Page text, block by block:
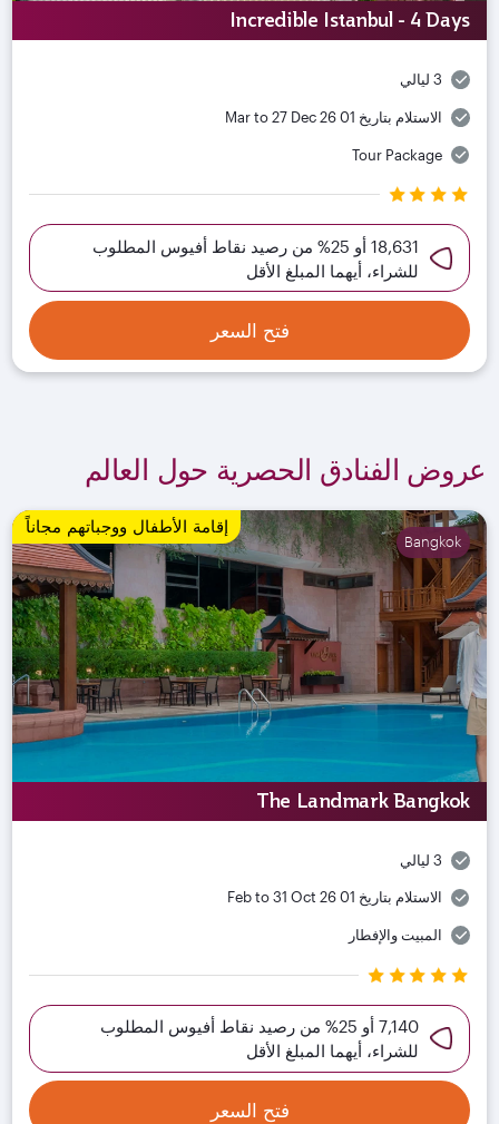
Incredible Istanbul - 4 Days
3 ليالي
الاستلام بتاريخ 01 Mar to 27 Dec 26
Tour Package
18,631 أو 25% من رصيد نقاط أفيوس المطلوب
للشراء، أيهما المبلغ الأقل
فتح السعر
عروض الفنادق الحصرية حول العالم
Bangkok
إقامة الأطفال ووجباتهم مجاناً
The Landmark Bangkok
3 ليالي
الاستلام بتاريخ 01 Feb to 31 Oct 26
المبيت والإفطار
7,140 أو 25% من رصيد نقاط أفيوس المطلوب
للشراء، أيهما المبلغ الأقل
فتح السعر